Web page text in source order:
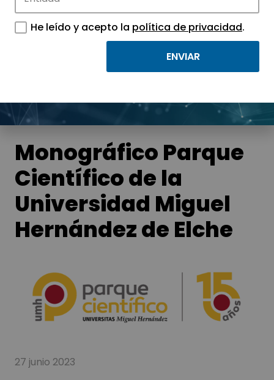
Noticias
APTE y sus parques científicos y
Monográfico Parque
Científico de la
Universidad Miguel
Hernández de Elche
27 junio 2023
He leído y acepto la política de privacidad.